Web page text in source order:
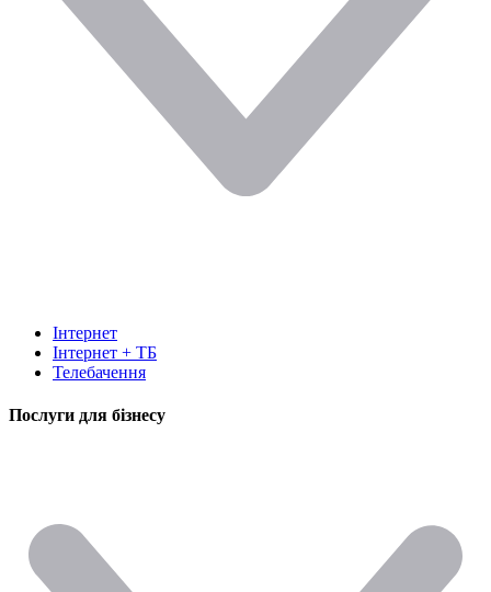
Інтернет
Інтернет + ТБ
Телебачення
Послуги для бізнесу